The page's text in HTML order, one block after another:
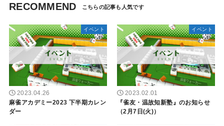
RECOMMEND
イベント
2023.04.26
麻雀アカデミー2023 下半期カレン
ダー
イベント
2023.02.01
『雀友・温故知新塾』のお知らせ
（2月7日(火)）